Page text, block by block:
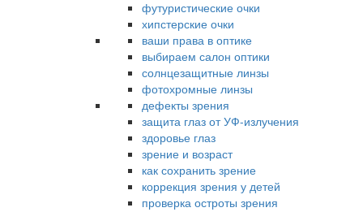
футуристические очки
хипстерские очки
ваши права в оптике
выбираем салон оптики
солнцезащитные линзы
фотохромные линзы
дефекты зрения
защита глаз от УФ-излучения
здоровье глаз
зрение и возраст
как сохранить зрение
коррекция зрения у детей
проверка остроты зрения